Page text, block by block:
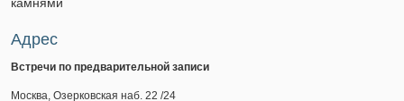
Адрес
Встречи по предварительной записи
Москва, Озерковская наб. 22 /24